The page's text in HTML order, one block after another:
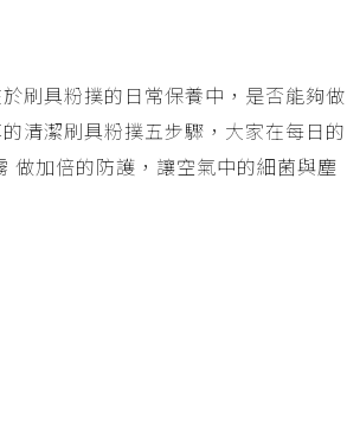
刷具粉撲的日常保養中，是否能夠做
清潔刷具粉撲五步驟，大家在每日的
做加倍的防護，讓空氣中的細菌與塵